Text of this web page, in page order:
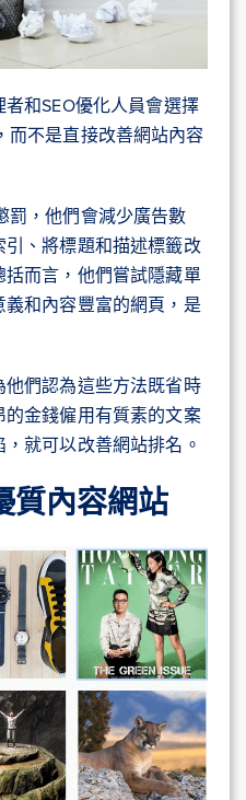
和SEO優化人員會選擇
而不是直接改善網站內容
罰，他們會減少廣告數
、將標題和描述標籤改
而言，他們嘗試隱藏單
和內容豐富的網頁，是
們認為這些方法既省時
金錢僱用有質素的文案
就可以改善網站排名。
質內容網站